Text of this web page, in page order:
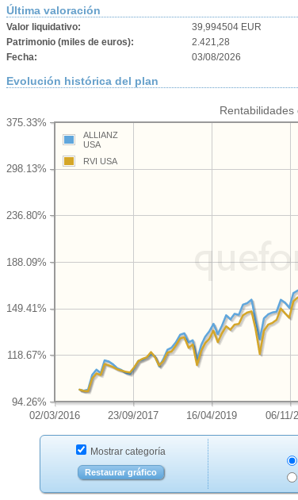
Última valoración
Valor liquidativo:
39,994504 EUR
Patrimonio (miles de euros):
2.421,28
Fecha:
03/08/2026
Evolución histórica del plan
Rentabilidades
02/03/2016 23/09/2017 16/04/2019 06/11/
94.26%
118.67%
149.41%
188.09%
236.80%
298.13%
375.33%
ALLIANZ
USA
RVI USA
Mostrar categoría
Restaurar gráfico